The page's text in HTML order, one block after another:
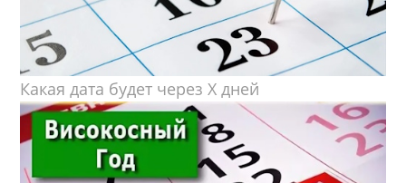
Какая дата будет через X дней